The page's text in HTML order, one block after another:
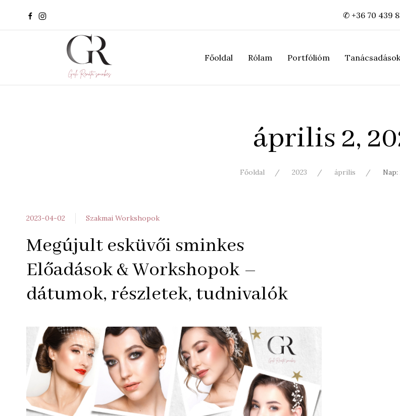
✆ +36 70 439
Főoldal Rólam Portfólióm
április 2,
Főoldal 2023 április
2023-04-02 Szakmai Workshopok
Megújult esküvői sminkes
Előadások & Workshopok –
dátumok, részletek, tudnivalók